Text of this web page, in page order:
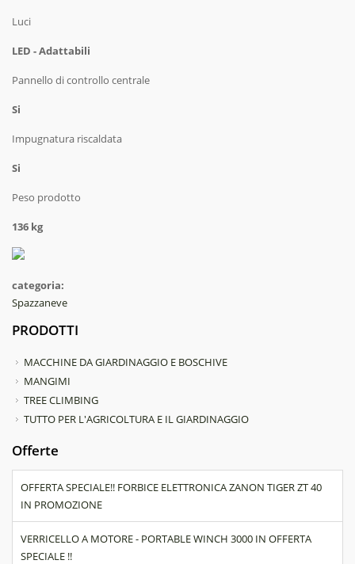
Luci
LED - Adattabili
Pannello di controllo centrale
Si
Impugnatura riscaldata
Si
Peso prodotto
136 kg
categoria:
Spazzaneve
PRODOTTI
MACCHINE DA GIARDINAGGIO E BOSCHIVE
MANGIMI
TREE CLIMBING
TUTTO PER L'AGRICOLTURA E IL GIARDINAGGIO
Offerte
OFFERTA SPECIALE!! FORBICE ELETTRONICA ZANON TIGER ZT 40
IN PROMOZIONE
VERRICELLO A MOTORE - PORTABLE WINCH 3000 IN OFFERTA
SPECIALE !!